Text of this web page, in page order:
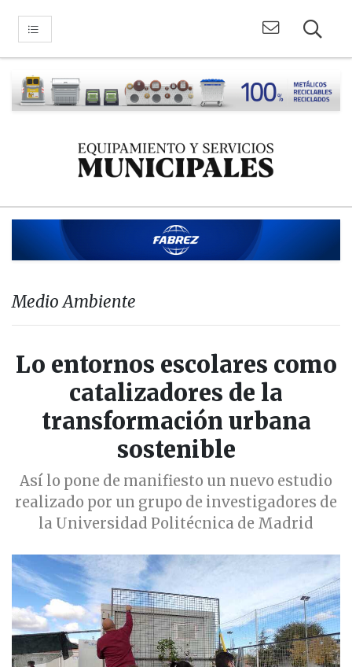
Medio Ambiente
Lo entornos escolares como
catalizadores de la
transformación urbana
sostenible
Así lo pone de manifiesto un nuevo estudio
realizado por un grupo de investigadores de
la Universidad Politécnica de Madrid